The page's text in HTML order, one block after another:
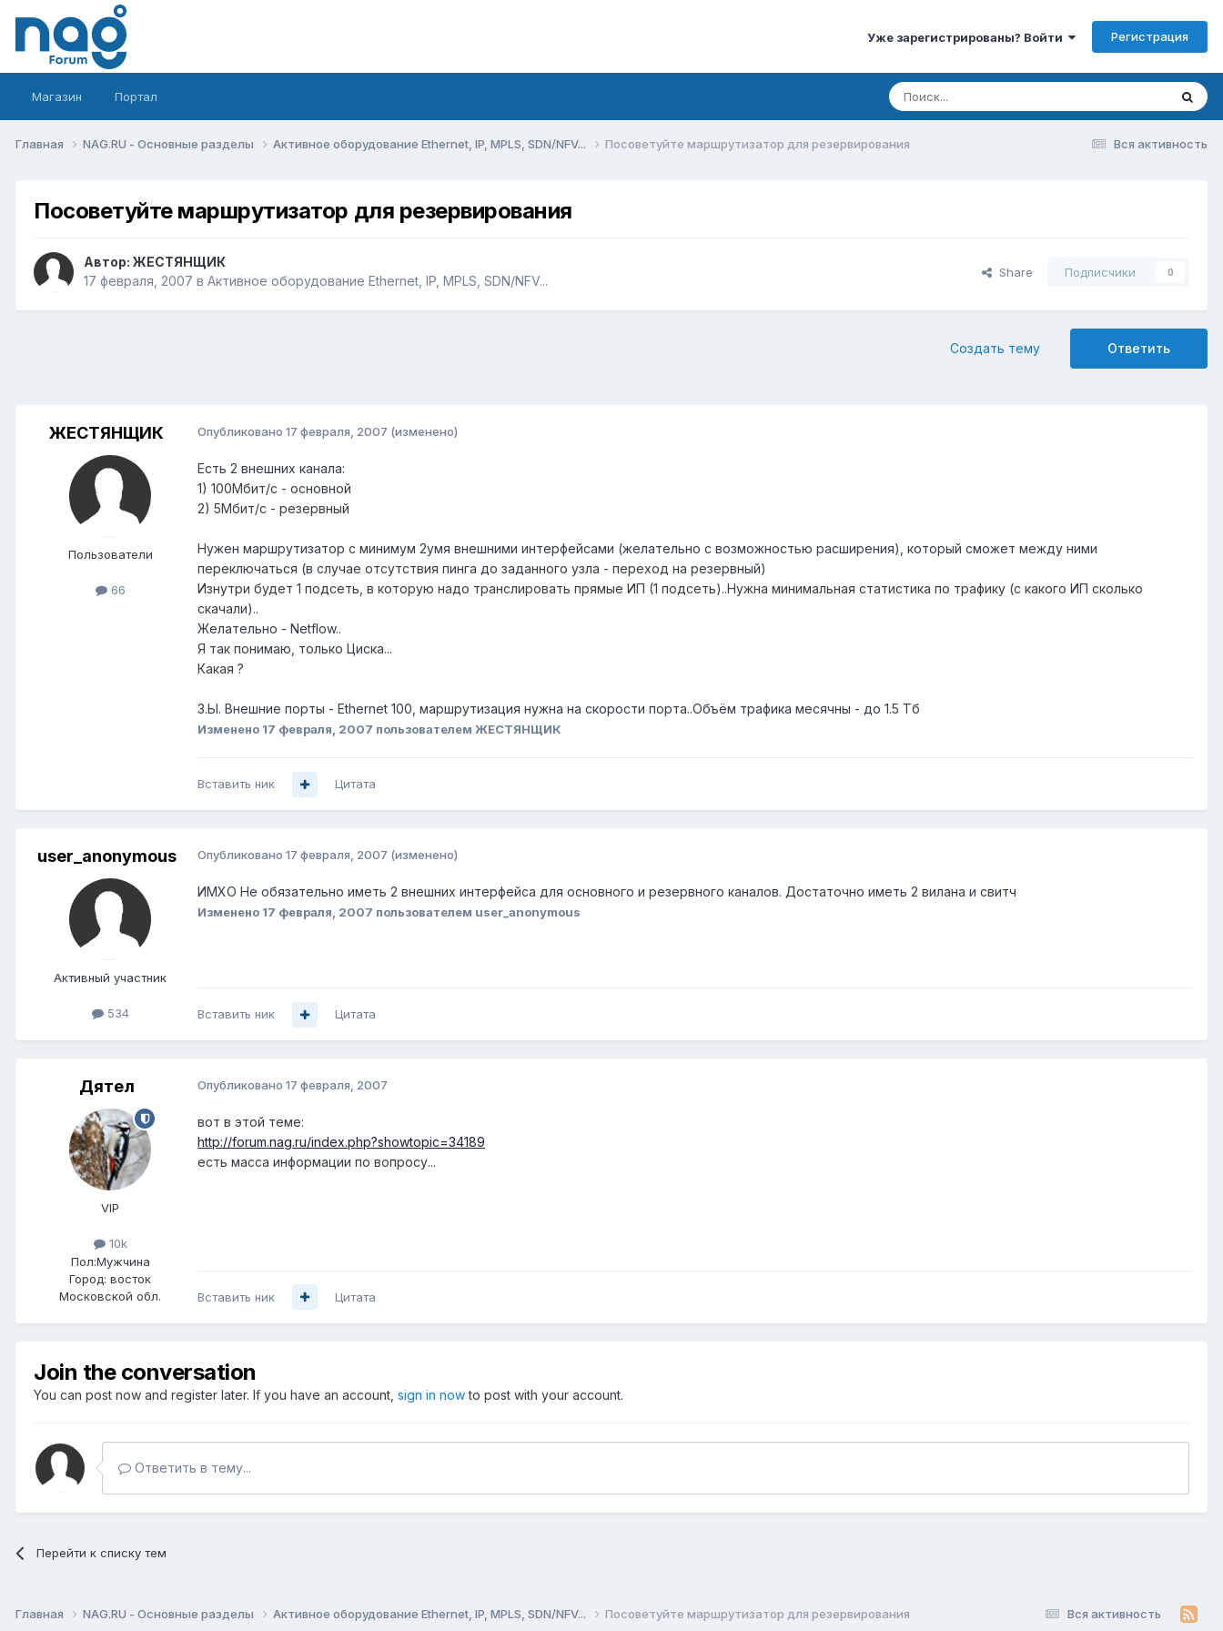
Уже зарегистрированы? Войти Регистрация
Магазин Портал
Вся активность
Главная NAG.RU - Основные разделы Активное оборудование Ethernet, IP, MPLS, SDN/NFV... Посоветуйте маршрутизатор для резервирования
Посоветуйте маршрутизатор для резервирования
Автор: ЖЕСТЯНЩИК
17 февраля, 2007 в Активное оборудование Ethernet, IP, MPLS, SDN/NFV...
Share Подписчики 0
Ответить
Создать тему
ЖЕСТЯНЩИК
Пользователи
66
Опубликовано 17 февраля, 2007 (изменено)
Есть 2 внешних канала:
1) 100Мбит/с - основной
2) 5Мбит/с - резервный
Нужен маршрутизатор с минимум 2умя внешними интерфейсами (желательно с возможностью расширения), который сможет между ними
переключаться (в случае отсутствия пинга до заданного узла - переход на резервный)
Изнутри будет 1 подсеть, в которую надо транслировать прямые ИП (1 подсеть)..Нужна минимальная статистика по трафику (с какого ИП сколько
скачали)..
Желательно - Netflow..
Я так понимаю, только Циска...
Какая ?
З.Ы. Внешние порты - Ethernet 100, маршрутизация нужна на скорости порта..Объём трафика месячны - до 1.5 Тб
Изменено 17 февраля, 2007 пользователем ЖЕСТЯНЩИК
Вставить ник Цитата
user_anonymous
Активный участник
534
Опубликовано 17 февраля, 2007 (изменено)
ИМХО Не обязательно иметь 2 внешних интерфейса для основного и резервного каналов. Достаточно иметь 2 вилана и свитч
Изменено 17 февраля, 2007 пользователем user_anonymous
Вставить ник Цитата
Дятел
VIP
10k
Пол:Мужчина
Город: восток
Московской обл.
Опубликовано 17 февраля, 2007
вот в этой теме:
http://forum.nag.ru/index.php?showtopic=34189
есть масса информации по вопросу...
Вставить ник Цитата
Join the conversation
You can post now and register later. If you have an account, sign in nowto post with your account.
Ответить в тему...
Перейти к списку тем
Вся активность
Главная NAG.RU - Основные разделы Активное оборудование Ethernet, IP, MPLS, SDN/NFV... Посоветуйте маршрутизатор для резервирования